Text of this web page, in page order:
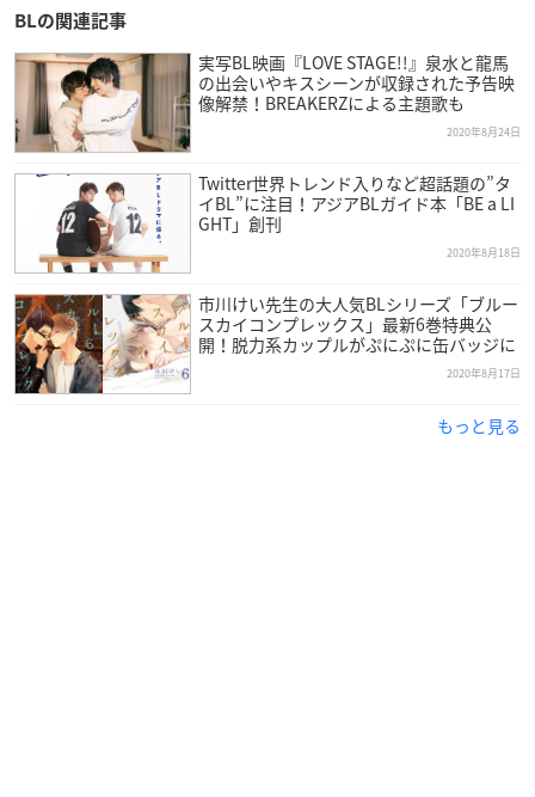
BLの関連記事
実写BL映画『LOVE STAGE!!』泉水と龍馬
の出会いやキスシーンが収録された予告映
像解禁！BREAKERZによる主題歌も
2020年8月24日
Twitter世界トレンド入りなど超話題の”タ
イBL”に注目！アジアBLガイド本「BE a LI
GHT」創刊
2020年8月18日
市川けい先生の大人気BLシリーズ「ブルー
スカイコンプレックス」最新6巻特典公
開！脱力系カップルがぷにぷに缶バッジに
2020年8月17日
もっと見る